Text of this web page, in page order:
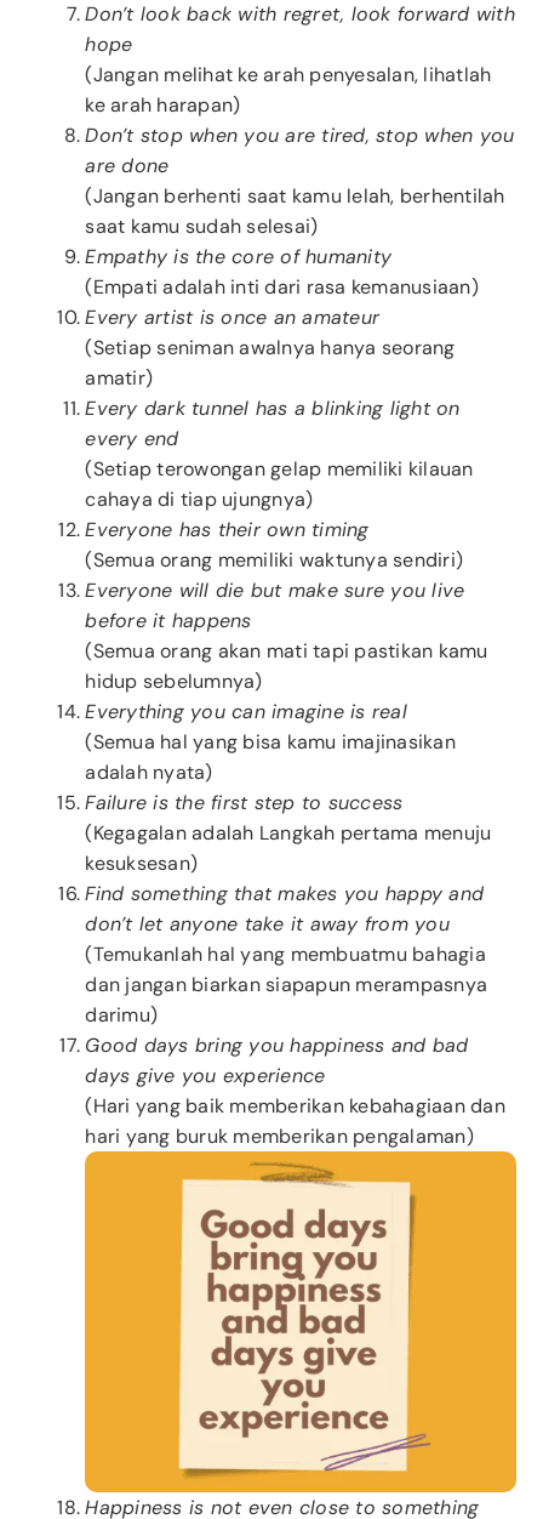
Don’t look back with regret, look forward with
hope
(Jangan melihat ke arah penyesalan, lihatlah
ke arah harapan)
Don’t stop when you are tired, stop when you
are done
(Jangan berhenti saat kamu lelah, berhentilah
saat kamu sudah selesai)
Empathy is the core of humanity
(Empati adalah inti dari rasa kemanusiaan)
Every artist is once an amateur
(Setiap seniman awalnya hanya seorang
amatir)
Every dark tunnel has a blinking light on
every end
(Setiap terowongan gelap memiliki kilauan
cahaya di tiap ujungnya)
Everyone has their own timing
(Semua orang memiliki waktunya sendiri)
Everyone will die but make sure you live
before it happens
(Semua orang akan mati tapi pastikan kamu
hidup sebelumnya)
Everything you can imagine is real
(Semua hal yang bisa kamu imajinasikan
adalah nyata)
Failure is the first step to success
(Kegagalan adalah Langkah pertama menuju
kesuksesan)
Find something that makes you happy and
don’t let anyone take it away from you
(Temukanlah hal yang membuatmu bahagia
dan jangan biarkan siapapun merampasnya
darimu)
Good days bring you happiness and bad
days give you experience
(Hari yang baik memberikan kebahagiaan dan
hari yang buruk memberikan pengalaman)
Happiness is not even close to something